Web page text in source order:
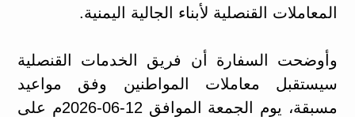
المعاملات القنصلية لأبناء الجالية اليمنية.
وأوضحت السفارة أن فريق الخدمات القنصلية
سيستقبل معاملات المواطنين وفق مواعيد
مسبقة، يوم الجمعة الموافق 12-06-2026م على